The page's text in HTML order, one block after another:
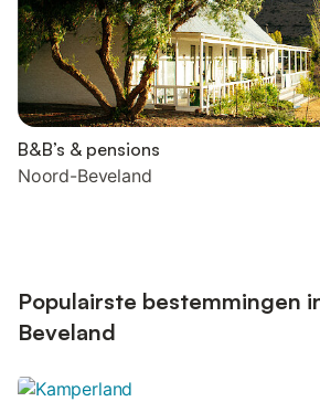
B&B’s & pensions
Noord-Beveland
Populairste bestemmingen
Beveland